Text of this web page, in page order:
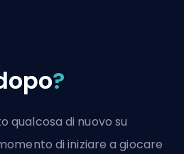
?
qualcosa di nuovo su
di iniziare a giocare